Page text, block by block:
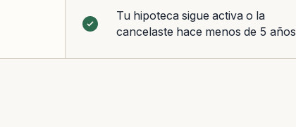
Tu hipoteca sigue activa o la
cancelaste hace menos de 5 años